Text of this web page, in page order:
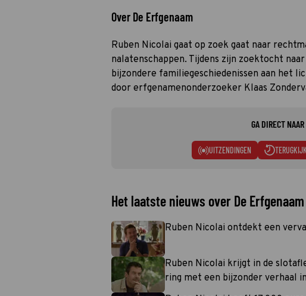
Over De Erfgenaam
Ruben Nicolai gaat op zoek gaat naar
nalatenschappen. Tijdens zijn zoektocht
bijzondere familiegeschiedenissen aan het
door erfgenamenonderzoeker Klaas
GA DIRECT NAAR
UITZENDINGEN
Het laatste nieuws over De Erfgenaam
Ruben Nicolai ontdekt een
Ruben Nicolai krijgt in de
ring met een bijzonder verhaal